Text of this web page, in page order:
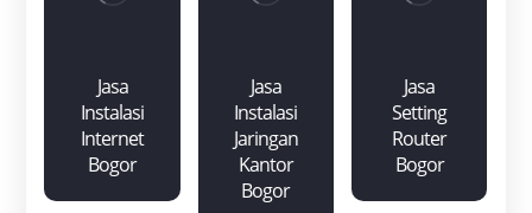
Jasa
Instalasi
Internet
Bogor
Jasa
Instalasi
Jaringan
Kantor
Bogor
Jasa
Setting
Router
Bogor